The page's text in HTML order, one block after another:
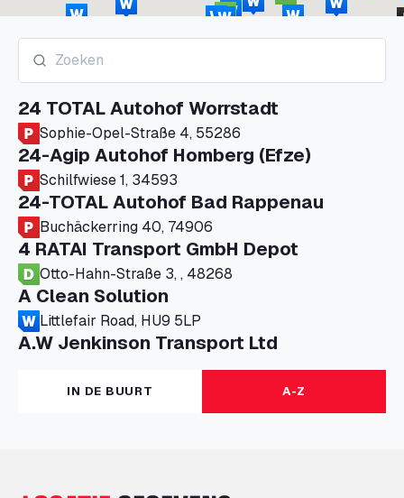
24 TOTAL Autohof Worrstadt
Sophie-Opel-Straße 4, 55286
24-Agip Autohof Homberg (Efze)
Schilfwiese 1, 34593
24-TOTAL Autohof Bad Rappenau
Buchäckerring 40, 74906
4 RATAI Transport GmbH Depot
Otto-Hahn-Straße 3, , 48268
A Clean Solution
Littlefair Road, HU9 5LP
A.W Jenkinson Transport Ltd
Progress House, ME11 5GA
A+G Nettetal - Depot Parking
Am Panneschopp 7, 41334
IN DE BUURT A-Z